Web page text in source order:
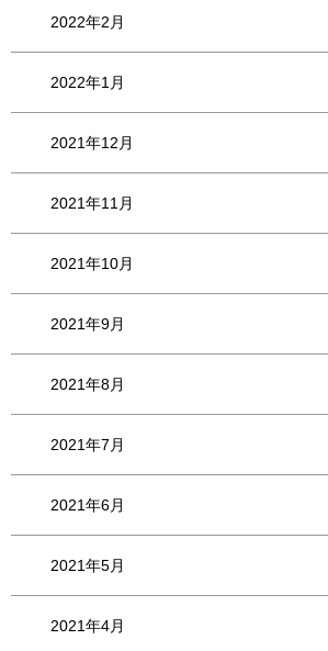
2022年2月
2022年1月
2021年12月
2021年11月
2021年10月
2021年9月
2021年8月
2021年7月
2021年6月
2021年5月
2021年4月